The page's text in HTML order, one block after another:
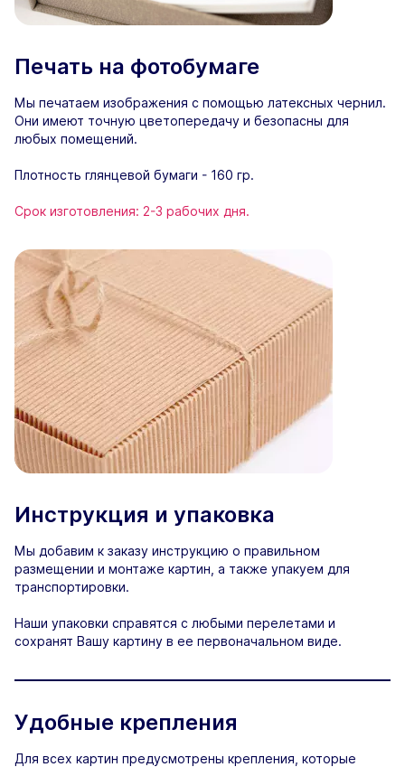
Печать на фотобумаге
Мы печатаем изображения с помощью латексных чернил.
Они имеют точную цветопередачу и безопасны для
любых помещений.
Плотность глянцевой бумаги - 160 гр.
Срок изготовления: 2-3 рабочих дня.
Инструкция и упаковка
Мы добавим к заказу инструкцию о правильном
размещении и монтаже картин, а также упакуем для
транспортировки.
Наши упаковки справятся с любыми перелетами и
сохранят Вашу картину в ее первоначальном виде.
Удобные крепления
Для всех картин предусмотрены крепления, которые